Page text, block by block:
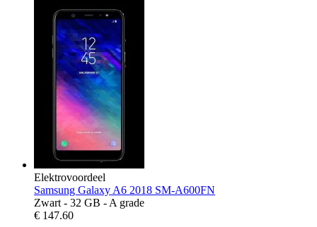
Elektrovoordeel
Samsung Galaxy A6 2018 SM-A600FN
Zwart - 32 GB - A grade
€ 147.60